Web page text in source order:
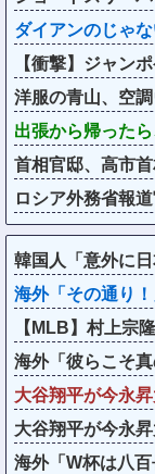
ダイアンのじゃ
【衝撃】ジャン
洋服の青山、空
出張から帰った
首相官邸、高市
ロシア外務省報
韓国人「意外に
海外「その通り
【MLB】村上宗
海外「彼らこそ
大谷翔平が今永
大谷翔平が今永
海外「W杯は八